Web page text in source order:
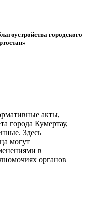
городского
акты,
города Кумертау,
Здесь
могут
в
органов